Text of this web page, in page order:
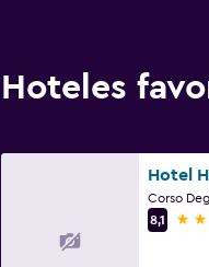
Hoteles
Hotel
8,1
4